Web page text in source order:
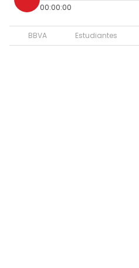
00:00:00
BBVA Estudiantes